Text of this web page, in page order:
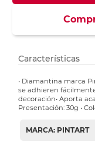
Características
• Diamantina marca
se adhieren
decoración• Aporta
Presentación: 30g •
MARCA: PINTART